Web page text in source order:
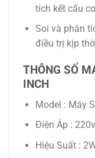
tích kết cấu
Soi và phân
điều trị kịp
THÔNG SỐ
INCH
Model : Máy
Điện Áp :
Hiệu Suất :